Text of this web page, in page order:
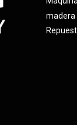
madera